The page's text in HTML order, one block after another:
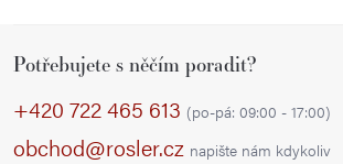
Potřebujete s něčím poradit?
+420 722 465 613 (po-pá: 09:00 - 17:00)
obchod@rosler.cz napište nám kdykoliv